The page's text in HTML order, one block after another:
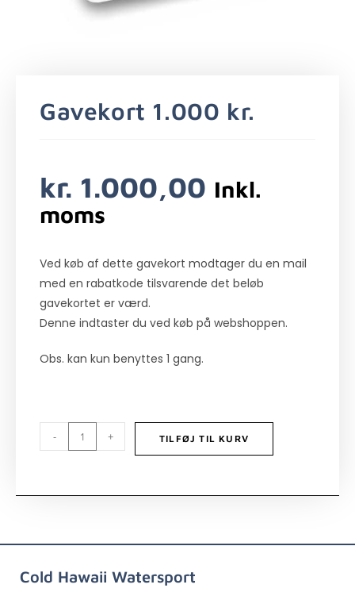
Gavekort 1.000 kr.
kr. 1.000,00 Inkl.
moms
Ved køb af dette gavekort modtager du en mail
med en rabatkode tilsvarende det beløb
gavekortet er værd.
Denne indtaster du ved køb på webshoppen.
Obs. kan kun benyttes 1 gang.
- + TILFØJ TIL KURV
Cold Hawaii Watersport